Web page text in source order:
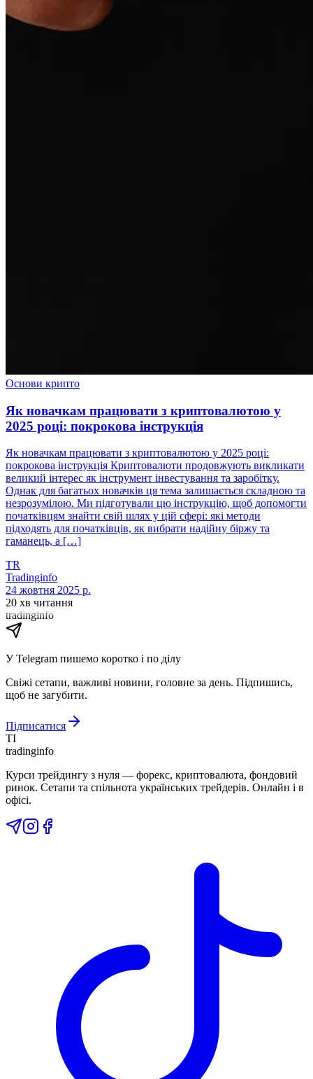
Основи крипто
Як новачкам працювати з криптовалютою у
2025 році: покрокова інструкція
Як новачкам працювати з криптовалютою у 2025 році:
покрокова інструкція Криптовалюти продовжують викликати
великий інтерес як інструмент інвестування та заробітку.
Однак для багатьох новачків ця тема залишається складною та
незрозумілою. Ми підготували цю інструкцію, щоб допомогти
початківцям знайти свій шлях у цій сфері: які методи
підходять для початківців, як вибрати надійну біржу та
гаманець, а […]
TR
Tradinginfo
24 жовтня 2025 р.
20 хв читання
tradinginfo
У Telegram пишемо коротко і по ділу
Свіжі сетапи, важливі новини, головне за день. Підпишись,
щоб не загубити.
Підписатися
TI
tradinginfo
Курси трейдингу з нуля — форекс, криптовалюта, фондовий
ринок. Сетапи та спільнота українських трейдерів. Онлайн і в
офісі.